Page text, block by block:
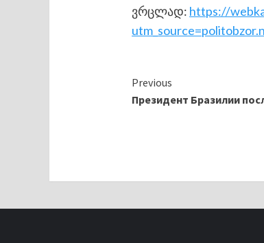
ვრცლად: https://
Continue
Reading
Previous
Президент Бразилии